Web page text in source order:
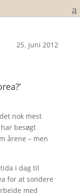
25. juni 2012
nok mest
besøgt
årene – men
i dag til
for at sondere
med